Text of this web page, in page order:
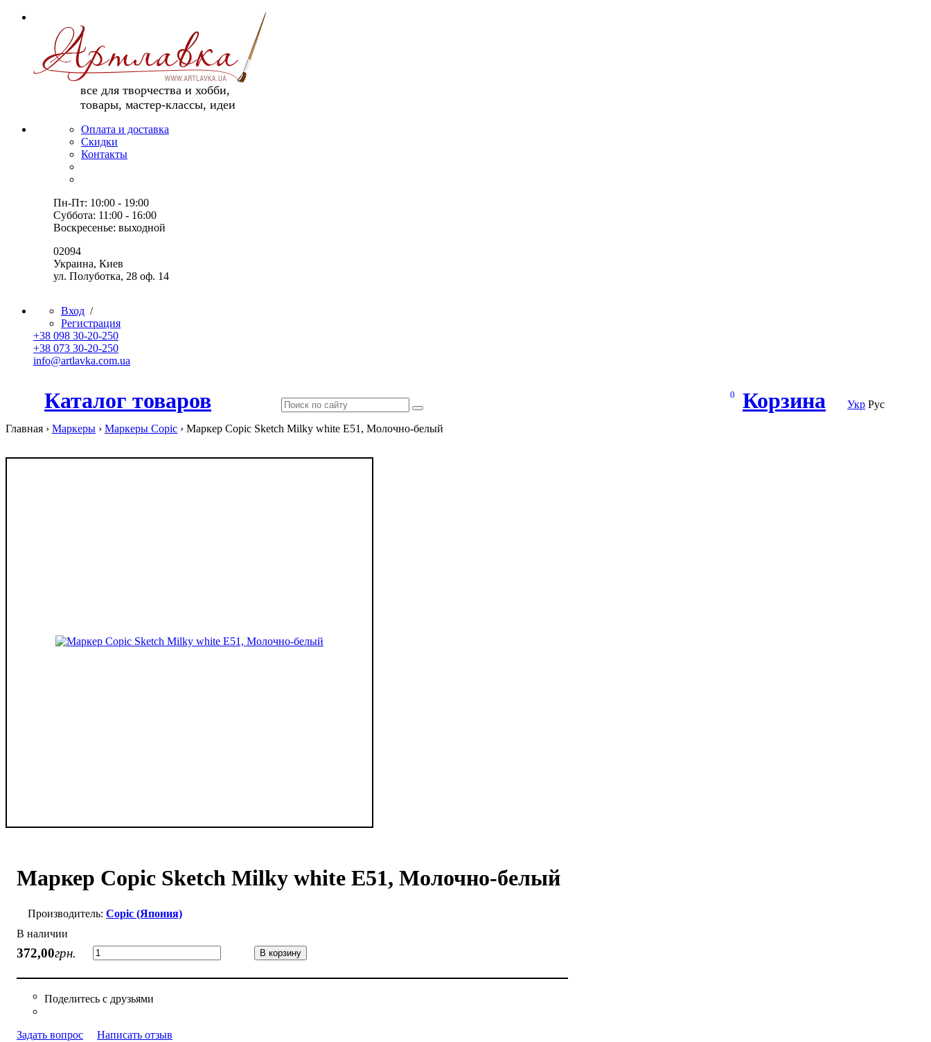
все для творчества и хобби,
товары, мастер-классы, идеи
Оплата и доставка
Скидки
Контакты
Пн-Пт: 10:00 - 19:00
Суббота: 11:00 - 16:00
Воскресенье: выходной
02094
Украина, Киев
ул. Полуботка, 28 оф. 14
Вход /
Регистрация
+38 098 30-20-250
+38 073 30-20-250
info@artlavka.com.ua
Каталог товаров Корзина
0
Укр Рус
Главная › Маркеры › Маркеры Copic › Маркер Copic Sketch Milky white E51, Молочно-белый
Маркер Copic Sketch Milky white E51, Молочно-белый
Copic (Япония)
В наличии
372,00грн. В корзину
Задать вопрос Написать отзыв